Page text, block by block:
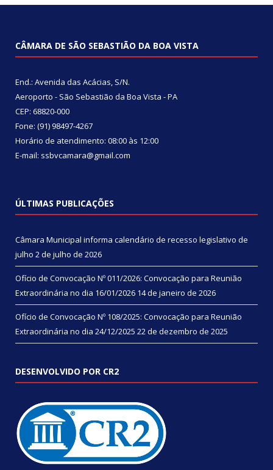
CÂMARA DE SÃO SEBASTIÃO DA BOA VISTA
End.: Avenida das Acácias, S/N.
Aeroporto - São Sebastião da Boa Vista - PA
CEP: 68820-000
Fone: (91) 98497-4267
Horário de atendimento: 08:00 às 12:00
E-mail: ssbvcamara@gmail.com
ÚLTIMAS PUBLICAÇÕES
Câmara Municipal informa calendário de recesso legislativo de
julho 2 de julho de 2026
Ofício de Convocação Nº 011/2026: Convocação para Reunião
Extraordinária no dia 16/01/2026 14 de janeiro de 2026
Ofício de Convocação Nº 108/2025: Convocação para Reunião
Extraordinária no dia 24/12/2025 22 de dezembro de 2025
DESENVOLVIDO POR CR2